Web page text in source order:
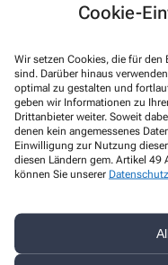
Cookie-
Wir setzen Cookies, die für
sind. Darüber hinaus
optimal zu gestalten und
geben wir Informationen zu
Drittanbieter weiter. Soweit
denen kein angemessenes
Einwilligung zur Nutzung
diesen Ländern gem. Artikel 49
können Sie unserer
Neuigkeiten
Schlaf Baby &